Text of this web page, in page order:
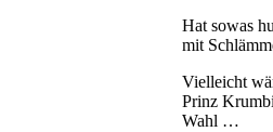
Hat sowas
mit
Vielleicht
Prinz
Wahl …